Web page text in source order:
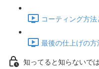
コーティング方
最後の仕上げの
知ってると知らないで